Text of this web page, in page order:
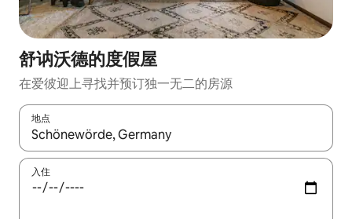
舒讷沃德的度假屋
在爱彼迎上寻找并预订独一无二的房源
地点
如有搜索结果，请使用上下方向键查看，或通过点击或滑动手势
入住